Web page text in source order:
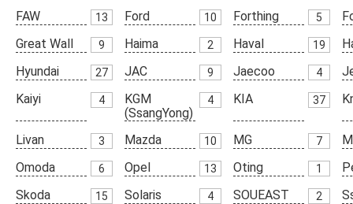
FAW
13 Ford 10 Forthing 5
Great Wall
9 Haima 2 Haval 19
Hyundai
27 JAC 9 Jaecoo 4
Kaiyi
4
KGM
(SsangYong)
4 KIA 37
Livan 3 Mazda 10 MG 7
Omoda
6 Opel 13 Oting 1
Skoda
15 Solaris 4 SOUEAST 2